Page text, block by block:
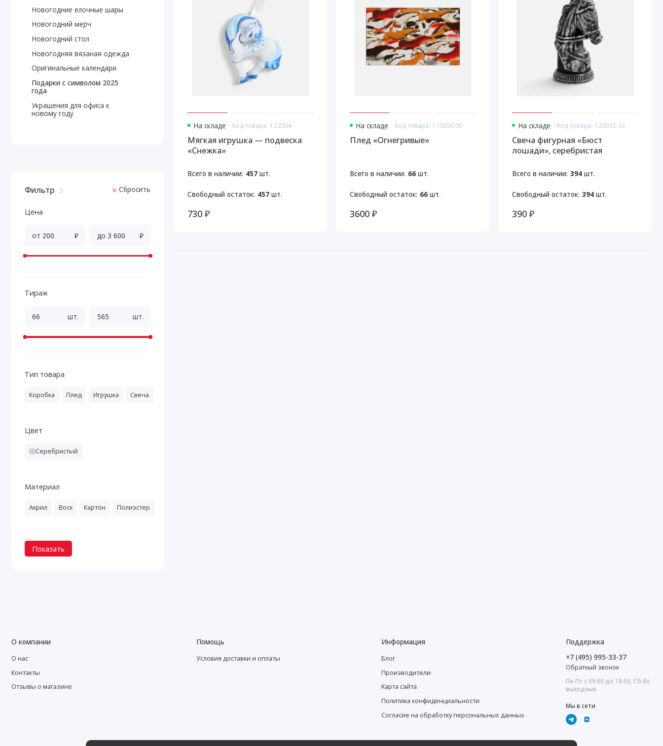
Новогодние елочные шары
Новогодний мерч
Новогодний стол
Новогодняя вязаная одежда
Оригинальные календари
Подарки с символом 2025
года
Украшения для офиса к
новому году
Фильтр 3 Сбросить
Цена
₽ ₽
Тираж
шт. шт.
Тип товара
Коробка Плед Игрушка Свеча
Цвет
Серебристый
Материал
Акрил Воск Картон Полиэстер
Показать
На складе Код товара: 1.22304
Мягкая игрушка — подвеска
«Снежка»
Всего в наличии: 457шт.
Свободный остаток: 457шт.
730 ₽
На складе Код товара: 1.19256.00
Плед «Огнегривые»
Всего в наличии: 66шт.
Свободный остаток: 66шт.
3600 ₽
На складе Код товара: 1.20332.10
Свеча фигурная «Бюст
лошади», серебристая
Всего в наличии: 394шт.
Свободный остаток: 394шт.
390 ₽
О компании
О нас
Контакты
Отзывы о магазине
Помощь
Условия доставки и оплаты
Информация
Блог
Производители
Карта сайта
Политика конфиденциальности
Согласие на обработку персональных данных
Поддержка
+7 (495) 995-33-37
Обратный звонок
Пн-Пт с 09:00 до 18:00, Сб-Вс
выходные
Мы в сети